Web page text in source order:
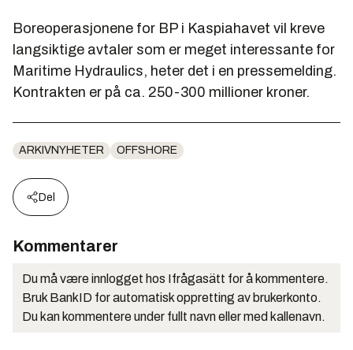
Boreoperasjonene for BP i Kaspiahavet vil kreve
langsiktige avtaler som er meget interessante for
Maritime Hydraulics, heter det i en pressemelding.
Kontrakten er på ca. 250-300 millioner kroner.
ARKIVNYHETER OFFSHORE
Del
Kommentarer
Du må være innlogget hos Ifrågasätt for å kommentere.
Bruk BankID for automatisk oppretting av brukerkonto.
Du kan kommentere under fullt navn eller med kallenavn.